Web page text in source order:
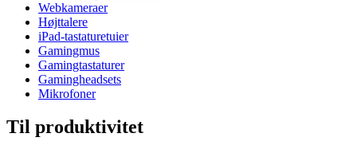
Webkameraer
Højttalere
iPad-tastaturetuier
Gamingmus
Gamingtastaturer
Gamingheadsets
Mikrofoner
Til produktivitet